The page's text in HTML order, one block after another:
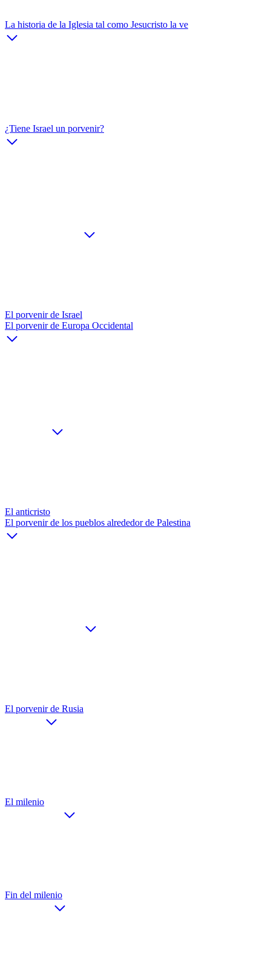
La historia de la Iglesia tal como Jesucristo la ve
¿Tiene Israel un porvenir?
El porvenir de Israel
El porvenir de Europa Occidental
El anticristo
El porvenir de los pueblos alrededor de Palestina
El porvenir de Rusia
El milenio
Fin del milenio